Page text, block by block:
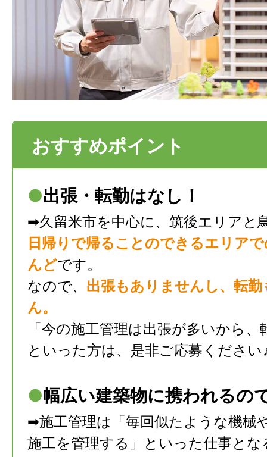
おすすめポイント
●出張・転勤はなし！
➡久留米市を中心に、筑後エリアと
日帰りで帰ることのできるエリア
んどです。
なので、 出張もありません し、 転勤
ん。
「今の施工管理は出張が多いから
といった方は、是非ご応募くださ
●幅広い建築物に携われるの
➡施工管理は「毎回似たような機械
施工を管理する」といった仕事と